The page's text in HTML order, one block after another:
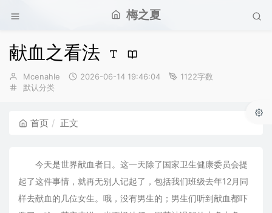
梅之夏
献血之看法
博
主：
Mcenahle
发
2026-06-14 19:46:04
1122字数
分
默认分类
首页 正文
今天是世界献血者日。这一天除了国家卫生健康委员会提
起了这件事情，就再无别人记起了，包括我们班级去年12月同
样去献血的几位女生。哦，没有男生的；男生们听到献血都吓